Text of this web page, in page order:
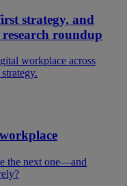
strategy, and
roundup
workplace across
the next one—and